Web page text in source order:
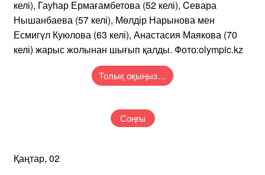
келі), Гауһар Ермағамбетова (52 келі), Cевара
Нышанбаева (57 келі), Мөлдір Нарынова мен
Есмигүл Куюлова (63 келі), Анастасия Маякова (70
келі) жарыс жолынан шығып қалды. Фото:olympic.kz
Толық оқыңыз…
Соңғы
Қаңтар, 02